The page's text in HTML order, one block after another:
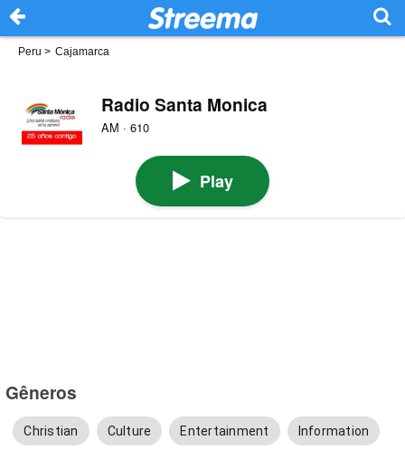
Peru > Cajamarca
Radio Santa Monica
AM · 610
Play
Gêneros
Christian Culture Entertainment Information